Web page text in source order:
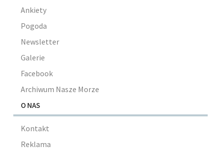
Ankiety
Pogoda
Newsletter
Galerie
Facebook
Archiwum Nasze Morze
O NAS
Kontakt
Reklama